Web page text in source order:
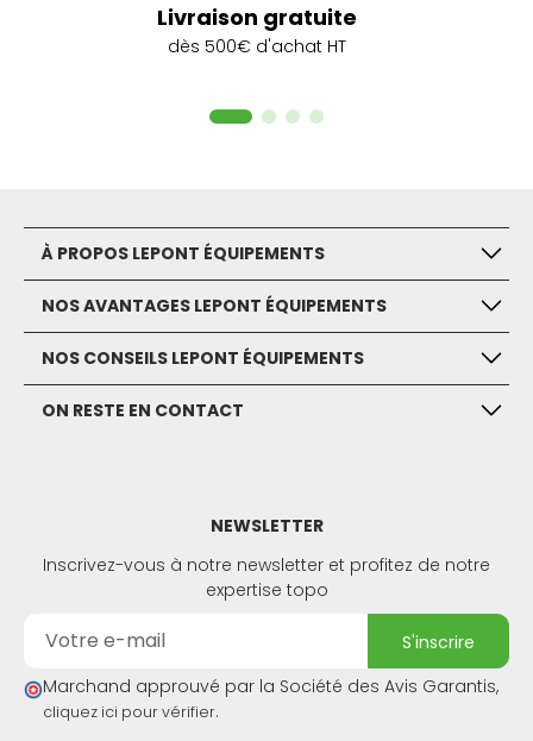
Livraison gratuite
dès 500€ d'achat HT
À PROPOS LEPONT ÉQUIPEMENTS
NOS AVANTAGES LEPONT ÉQUIPEMENTS
NOS CONSEILS LEPONT ÉQUIPEMENTS
ON RESTE EN CONTACT
NEWSLETTER
Inscrivez-vous à notre newsletter et profitez de notre
expertise topo
s'inscrire
Marchand approuvé par la Société des Avis Garantis,
cliquez ici pour vérifier.